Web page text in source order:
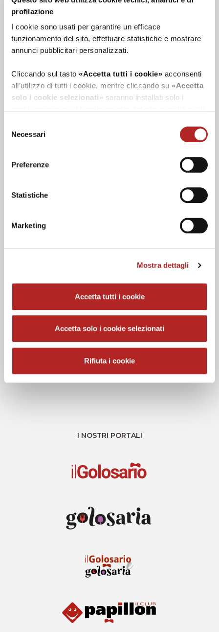
profilazione
I cookie sono usati per garantire un efficace
funzionamento del sito, effettuare statistiche e mostrare
annunci pubblicitari personalizzati.
Cliccando sul tasto «Accetta tutti i cookie» acconsenti
all’utilizzo di tutti i cookie, mentre cliccando su «Accetta
solo i cookie selezionati» saranno installati solo i
su“Rifiuta i cookie”
, verranno installati solo i cookie
Cliccando su
puoi vedere nel dettaglio
tramite il presente sito.
delNecessari
Preferenze
Statistiche
Marketing
Mostra dettagli
Accetta tutti i cookie
Accetta solo i cookie selezionati
Rifiuta i cookie
10.05.2026
10.05.2026
Olio e Pinzimonio: dove assaggiarli a
Rappresentazioni e incontri: tutti gli
appuntamenti di Golosaria
LEGGI TUTTE LE NOTIZIE
I NOSTRI PORTALI